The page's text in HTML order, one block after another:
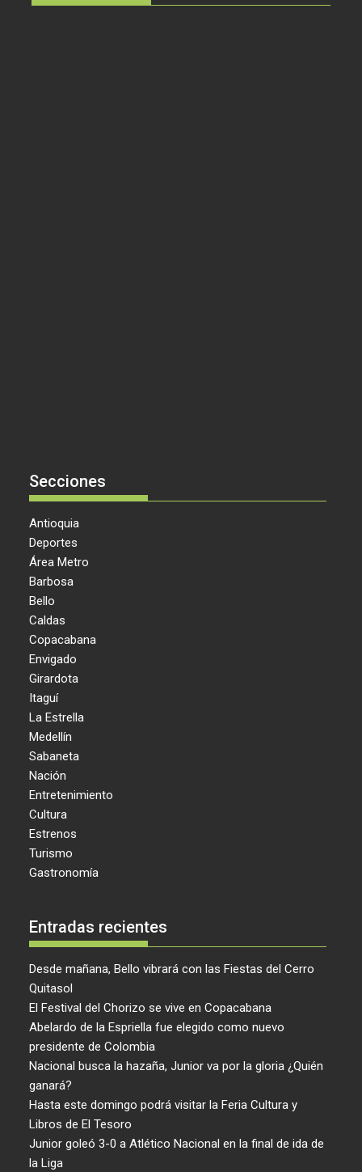
Secciones
Antioquia
Deportes
Área Metro
Barbosa
Bello
Caldas
Copacabana
Envigado
Girardota
Itaguí
La Estrella
Medellín
Sabaneta
Nación
Entretenimiento
Cultura
Estrenos
Turismo
Gastronomía
Entradas recientes
Desde mañana, Bello vibrará con las Fiestas del Cerro
Quitasol
El Festival del Chorizo se vive en Copacabana
Abelardo de la Espriella fue elegido como nuevo
presidente de Colombia
Nacional busca la hazaña, Junior va por la gloria ¿Quién
ganará?
Hasta este domingo podrá visitar la Feria Cultura y
Libros de El Tesoro
Junior goleó 3-0 a Atlético Nacional en la final de ida de
la Liga